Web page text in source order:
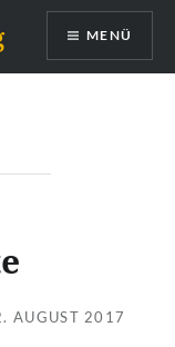
MENÜ
AUGUST 2017